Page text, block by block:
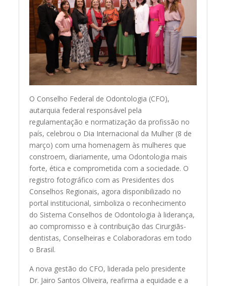
O Conselho Federal de Odontologia (CFO),
autarquia federal responsável pela
regulamentação e normatização da profissão no
país, celebrou o Dia Internacional da Mulher (8 de
março) com uma homenagem às mulheres que
constroem, diariamente, uma Odontologia mais
forte, ética e comprometida com a sociedade. O
registro fotográfico com as Presidentes dos
Conselhos Regionais, agora disponibilizado no
portal institucional, simboliza o reconhecimento
do Sistema Conselhos de Odontologia à liderança,
ao compromisso e à contribuição das Cirurgiãs-
dentistas, Conselheiras e Colaboradoras em todo
o Brasil.
A nova gestão do CFO, liderada pelo presidente
Dr. Jairo Santos Oliveira, reafirma a equidade e a